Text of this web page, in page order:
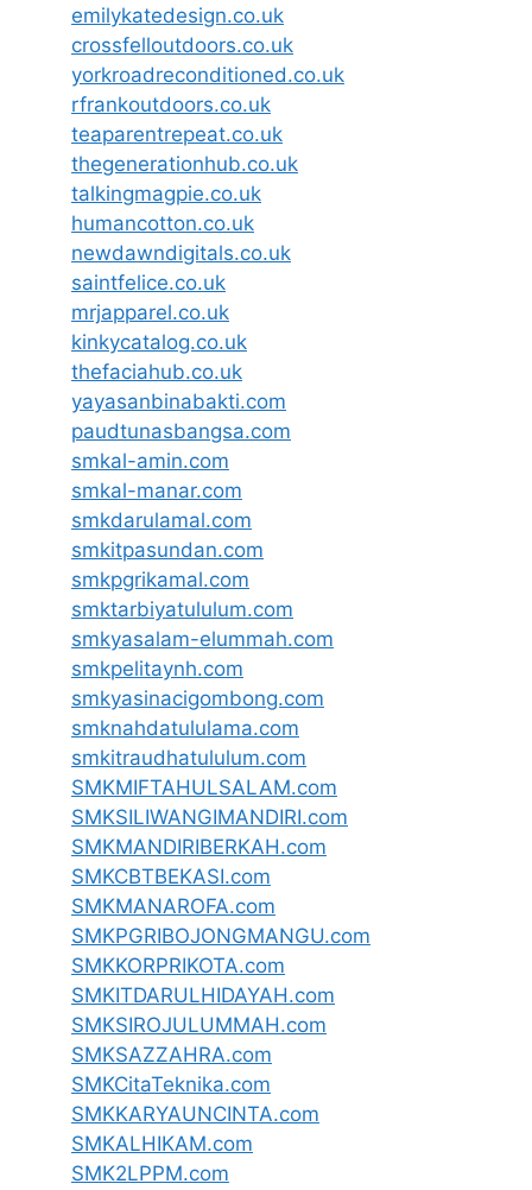
emilykatedesign.co.uk
crossfelloutdoors.co.uk
yorkroadreconditioned.co.uk
rfrankoutdoors.co.uk
teaparentrepeat.co.uk
thegenerationhub.co.uk
talkingmagpie.co.uk
humancotton.co.uk
newdawndigitals.co.uk
saintfelice.co.uk
mrjapparel.co.uk
kinkycatalog.co.uk
thefaciahub.co.uk
yayasanbinabakti.com
paudtunasbangsa.com
smkal-amin.com
smkal-manar.com
smkdarulamal.com
smkitpasundan.com
smkpgrikamal.com
smktarbiyatululum.com
smkyasalam-elummah.com
smkpelitaynh.com
smkyasinacigombong.com
smknahdatululama.com
smkitraudhatululum.com
SMKMIFTAHULSALAM.com
SMKSILIWANGIMANDIRI.com
SMKMANDIRIBERKAH.com
SMKCBTBEKASI.com
SMKMANAROFA.com
SMKPGRIBOJONGMANGU.com
SMKKORPRIKOTA.com
SMKITDARULHIDAYAH.com
SMKSIROJULUMMAH.com
SMKSAZZAHRA.com
SMKCitaTeknika.com
SMKKARYAUNCINTA.com
SMKALHIKAM.com
SMK2LPPM.com